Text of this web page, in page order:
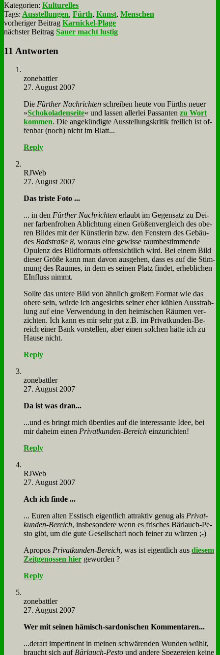
Kategorien: Kulturelles
Tags: Ausstellungen, Fürth, Kunst, Menschen
vorheriger Beitrag Karnickel-Plage
nächster Beitrag Sauer macht lustig
11 Antworten
zone­batt­ler
27. August 2007
Die Für­ther Nach­rich­ten schrei­ben heu­te von Fürths neu­er
»Scho­ko­la­den­sei­te« und las­sen al­ler­lei Pas­san­ten zu Wort
kom­men. Die an­ge­kün­dig­te Aus­stel­lungs­kri­tik frei­lich ist of­
fen­bar (noch) nicht im Blatt...
Reply
RJ­Web
27. August 2007
Das tri­ste Fo­to ...
... in den Für­ther Nach­rich­ten er­laubt im Ge­gen­satz zu Dei­
ner far­ben­fro­hen Ab­lich­tung ei­nen Grö­ßen­ver­gleich des obe­
ren Bil­des mit der Künst­le­rin bzw. den Fen­stern des Ge­bäu­
des Bad­stra­ße 8, wor­aus ei­ne ge­wis­se raum­be­stim­men­de
Opu­lenz des Bild­for­mats of­fen­sicht­lich wird. Bei ei­nem Bild
die­ser Grö­ße kann man da­von aus­ge­hen, dass es auf die Stim­
mung des Rau­mes, in dem es sei­nen Platz fin­det, er­heb­li­chen
EIn­fluss nimmt.
Soll­te das un­te­re Bild von ähn­lich gro­ßem For­mat wie das
obe­re sein, wür­de ich an­ge­sichts sei­ner eher küh­len Aus­strah­
lung auf ei­ne Ver­wen­dung in den hei­mi­schen Räu­men ver­
zich­ten. Ich kann es mir sehr gut z.B. im Pri­vat­kun­den-Be­
reich ei­ner Bank vor­stel­len, aber ei­nen sol­chen hät­te ich zu
Hau­se nicht.
Reply
zone­batt­ler
27. August 2007
Da ist was dran...
...und es bringt mich über­dies auf die in­ter­es­san­te Idee, bei
mir da­heim ei­nen Pri­vat­kun­den-Be­reich ein­zu­rich­ten!
Reply
RJ­Web
27. August 2007
Ach ich fin­de ...
... Eu­ren al­ten Ess­tisch ei­gent­lich at­trak­tiv ge­nug als Pri­vat­
kun­den-Be­reich, ins­be­son­de­re wenn es fri­sches Bär­lauch-Pe­
sto gibt, um die gu­te Ge­sell­schaft noch fei­ner zu wür­zen ;-)
Apro­pos Pri­vat­kun­den-Be­reich, was ist ei­gent­lich aus die­sem
Zeit­ge­nos­sen hier ge­wor­den ?
Reply
zone­batt­ler
27. August 2007
Wer mit sei­nen hä­misch-sar­do­ni­schen Kom­men­ta­ren...
...der­art im­per­ti­nent in mei­nen schwä­ren­den Wun­den wühlt,
braucht sich auf Bär­lauch-Pe­sto und an­de­re Spe­ze­rei­en kei­ne